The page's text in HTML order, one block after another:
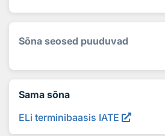
Sõna seosed puuduvad
Sama sõna
ELi terminibaasis IATE